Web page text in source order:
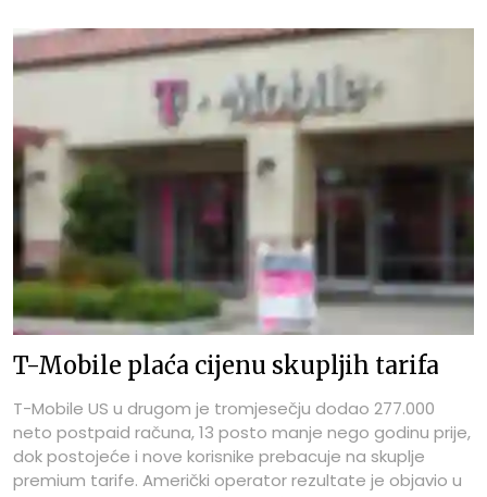
T-Mobile plaća cijenu skupljih tarifa
T-Mobile US u drugom je tromjesečju dodao 277.000
neto postpaid računa, 13 posto manje nego godinu prije,
dok postojeće i nove korisnike prebacuje na skuplje
premium tarife. Američki operator rezultate je objavio u